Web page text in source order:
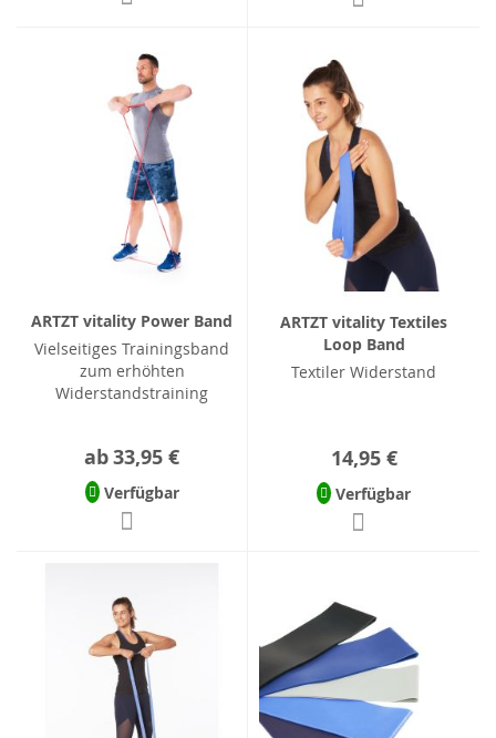
ARTZT vitality Power Band
Vielseitiges Trainingsband
zum erhöhten
Widerstandstraining
ab33,95 €
Verfügbar
ARTZT vitality Textiles
Loop Band
Textiler Widerstand
14,95 €
Verfügbar